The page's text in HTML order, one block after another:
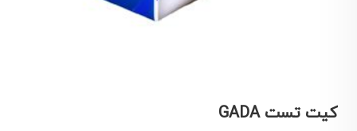
کیت تست IA-2A